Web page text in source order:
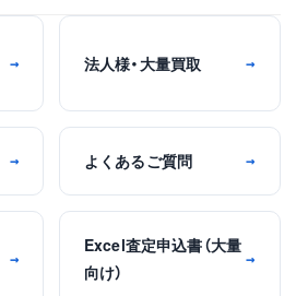
→ 法人様・大量買取 →
→ よくあるご質問 →
→
Excel査定申込書（大量
向け）
→